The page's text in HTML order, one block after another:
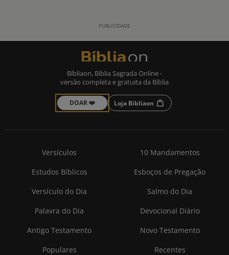
Bíbliaon, Bíblia Sagrada Online -
versão completa e gratuita da Bíblia
DOAR ❤️ Loja Bíbliaon
Versículos
10 Mandamentos
Estudos Bíblicos
Esboços de Pregação
Versículo do Dia
Salmo do Dia
Palavra do Dia
Devocional Diário
Antigo Testamento
Novo Testamento
Populares
Recentes